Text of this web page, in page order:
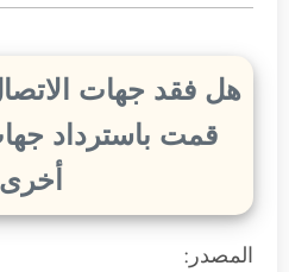
هل فقد جهات
قمت باسترداد
المصدر: